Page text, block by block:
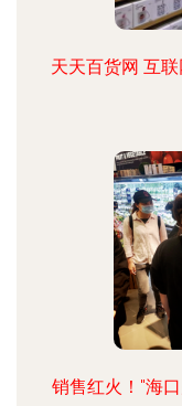
天天百货网 互
销售红火！"海